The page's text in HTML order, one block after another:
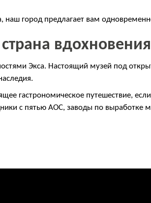
город предлагает вам
Экса. Настоящий музей под
гастрономическое путешествие,
с пятью AOC, заводы по